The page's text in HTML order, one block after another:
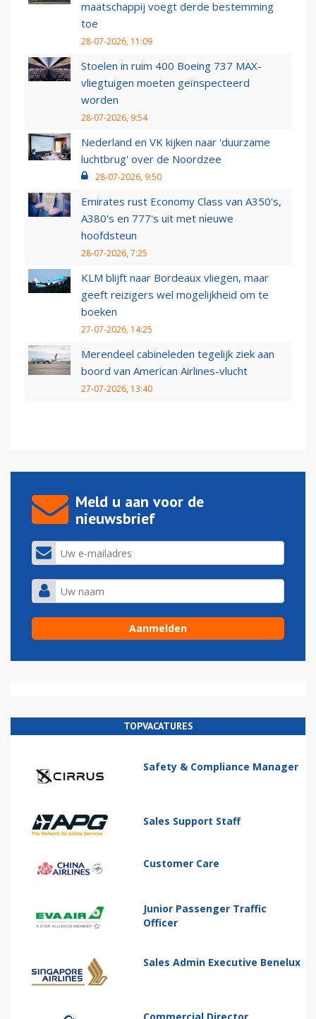
maatschappij voegt derde bestemming
toe
28-07-2026, 11:09
Stoelen in ruim 400 Boeing 737 MAX-
vliegtuigen moeten geïnspecteerd
worden
28-07-2026, 9:54
Nederland en VK kijken naar 'duurzame
luchtbrug' over de Noordzee
28-07-2026, 9:50
Emirates rust Economy Class van A350's,
A380's en 777's uit met nieuwe
hoofdsteun
28-07-2026, 7:25
KLM blijft naar Bordeaux vliegen, maar
geeft reizigers wel mogelijkheid om te
boeken
27-07-2026, 14:25
Merendeel cabineleden tegelijk ziek aan
boord van American Airlines-vlucht
27-07-2026, 13:40
Meld u aan voor de
nieuwsbrief
TOPVACATURES
Safety & Compliance Manager
Sales Support Staff
Customer Care
Junior Passenger Traffic
Officer
Sales Admin Executive Benelux